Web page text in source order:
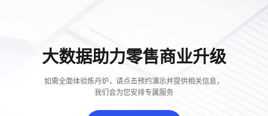
大数据助力零售商业升级
如需全面体验炼丹炉，请点击预约演示并提供相关信息，
我们会为您安排专属服务